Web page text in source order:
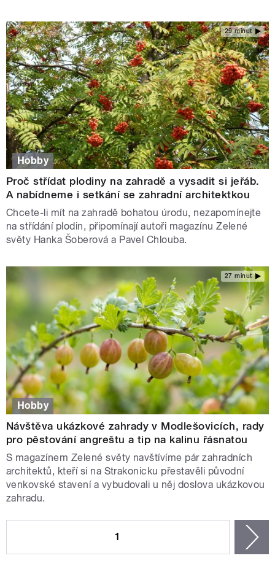
29 minut
Hobby
Proč střídat plodiny na zahradě a vysadit si jeřáb.
A nabídneme i setkání se zahradní architektkou
Chcete-li mít na zahradě bohatou úrodu, nezapomínejte
na střídání plodin, připomínají autoři magazínu Zelené
světy Hanka Šoberová a Pavel Chlouba.
27 minut
Hobby
Návštěva ukázkové zahrady v Modlešovicích, rady
pro pěstování angreštu a tip na kalinu řásnatou
S magazínem Zelené světy navštívíme pár zahradních
architektů, kteří si na Strakonicku přestavěli původní
venkovské stavení a vybudovali u něj doslova ukázkovou
zahradu.
1